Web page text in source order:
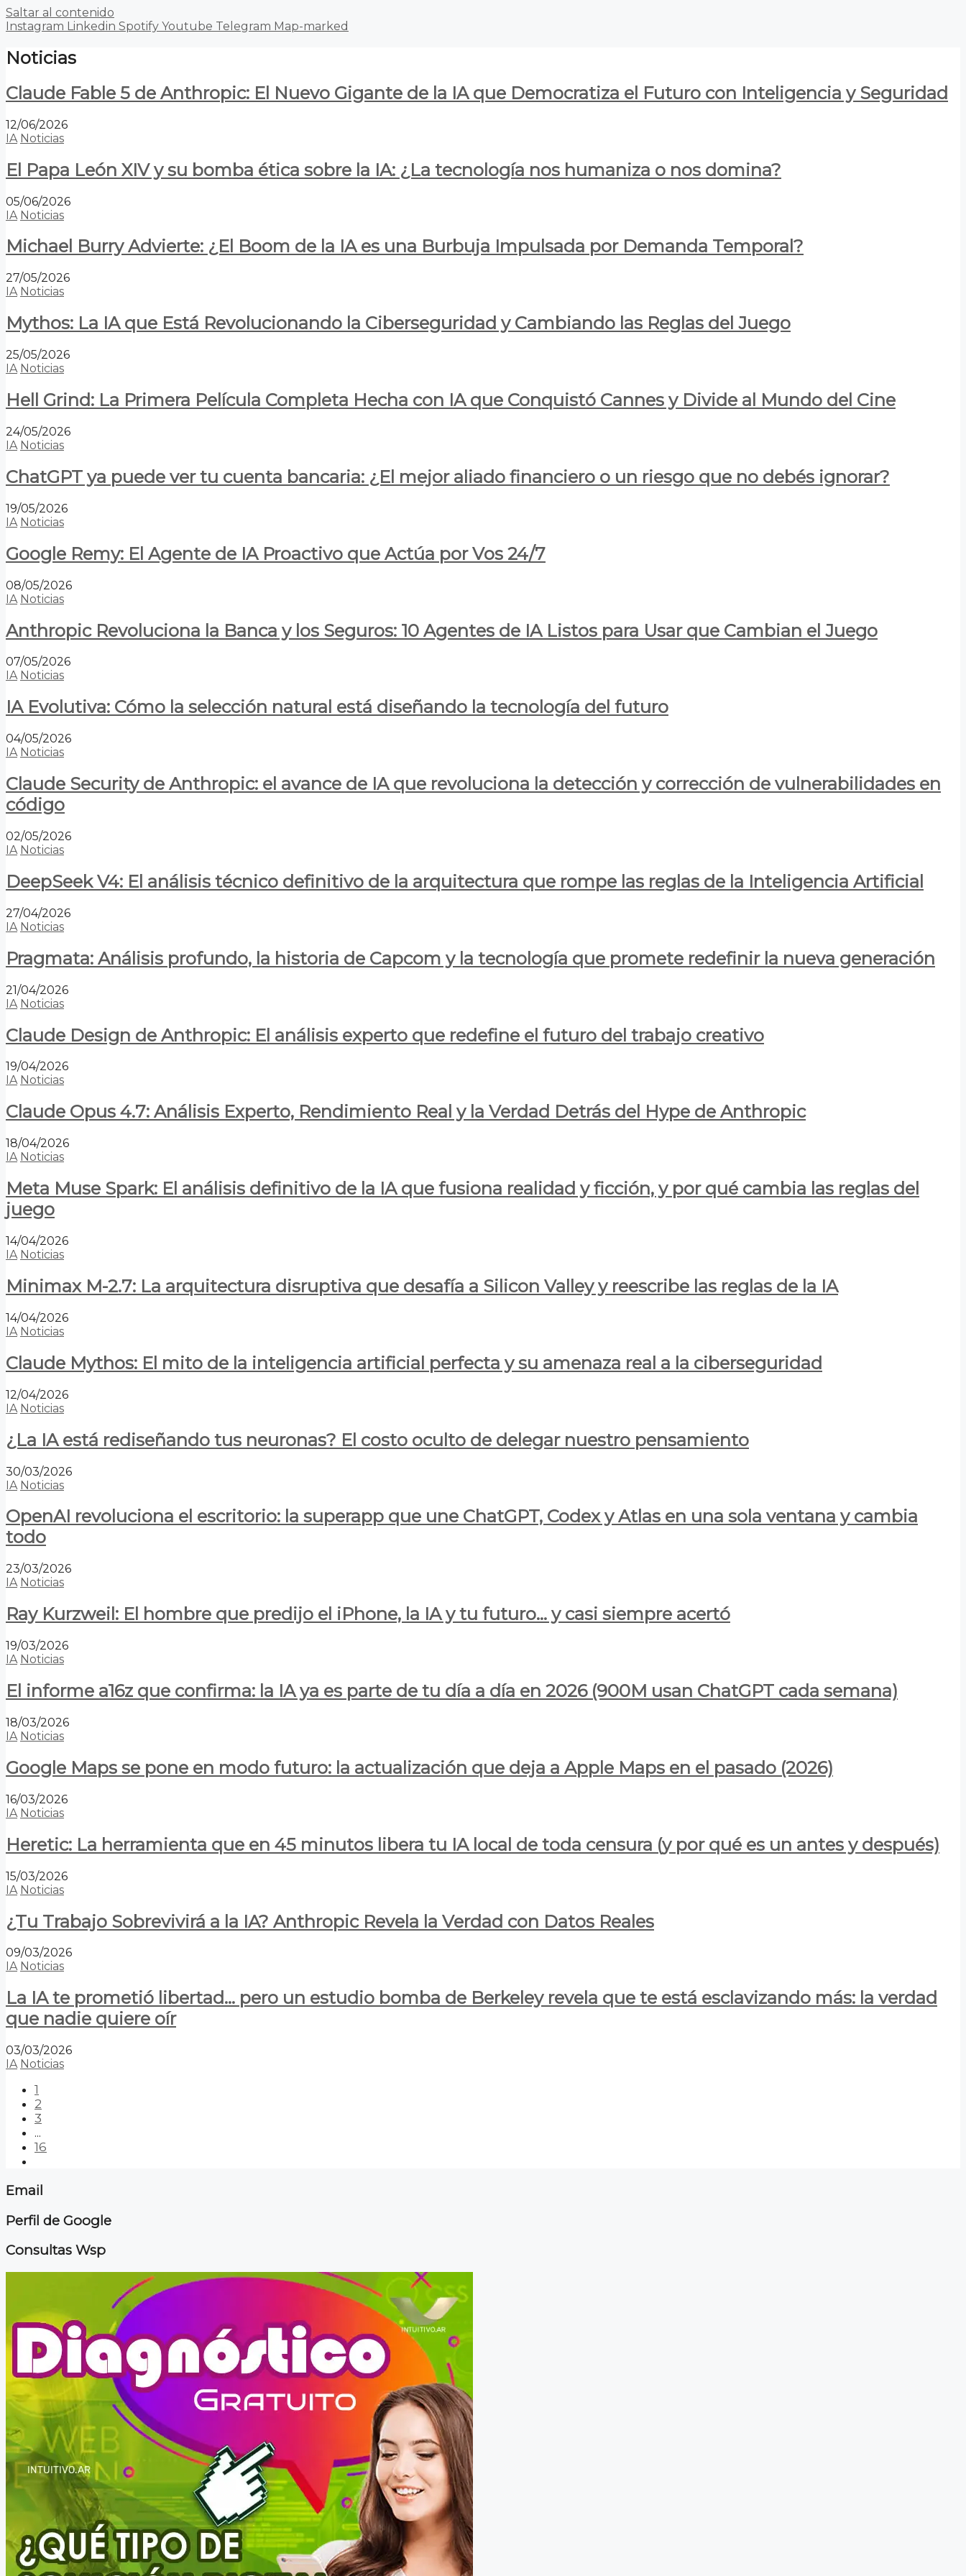
Saltar al contenido
Instagram Linkedin Spotify Youtube Telegram Map-marked
Noticias
Claude Fable 5 de Anthropic: El Nuevo Gigante de la IA que Democratiza el Futuro con Inteligencia y Seguridad
12/06/2026
IA Noticias
El Papa León XIV y su bomba ética sobre la IA: ¿La tecnología nos humaniza o nos domina?
05/06/2026
IA Noticias
Michael Burry Advierte: ¿El Boom de la IA es una Burbuja Impulsada por Demanda Temporal?
27/05/2026
IA Noticias
Mythos: La IA que Está Revolucionando la Ciberseguridad y Cambiando las Reglas del Juego
25/05/2026
IA Noticias
Hell Grind: La Primera Película Completa Hecha con IA que Conquistó Cannes y Divide al Mundo del Cine
24/05/2026
IA Noticias
ChatGPT ya puede ver tu cuenta bancaria: ¿El mejor aliado financiero o un riesgo que no debés ignorar?
19/05/2026
IA Noticias
Google Remy: El Agente de IA Proactivo que Actúa por Vos 24/7
08/05/2026
IA Noticias
Anthropic Revoluciona la Banca y los Seguros: 10 Agentes de IA Listos para Usar que Cambian el Juego
07/05/2026
IA Noticias
IA Evolutiva: Cómo la selección natural está diseñando la tecnología del futuro
04/05/2026
IA Noticias
Claude Security de Anthropic: el avance de IA que revoluciona la detección y corrección de vulnerabilidades en
código
02/05/2026
IA Noticias
DeepSeek V4: El análisis técnico definitivo de la arquitectura que rompe las reglas de la Inteligencia Artificial
27/04/2026
IA Noticias
Pragmata: Análisis profundo, la historia de Capcom y la tecnología que promete redefinir la nueva generación
21/04/2026
IA Noticias
Claude Design de Anthropic: El análisis experto que redefine el futuro del trabajo creativo
19/04/2026
IA Noticias
Claude Opus 4.7: Análisis Experto, Rendimiento Real y la Verdad Detrás del Hype de Anthropic
18/04/2026
IA Noticias
Meta Muse Spark: El análisis definitivo de la IA que fusiona realidad y ficción, y por qué cambia las reglas del
juego
14/04/2026
IA Noticias
Minimax M-2.7: La arquitectura disruptiva que desafía a Silicon Valley y reescribe las reglas de la IA
14/04/2026
IA Noticias
Claude Mythos: El mito de la inteligencia artificial perfecta y su amenaza real a la ciberseguridad
12/04/2026
IA Noticias
¿La IA está rediseñando tus neuronas? El costo oculto de delegar nuestro pensamiento
30/03/2026
IA Noticias
OpenAI revoluciona el escritorio: la superapp que une ChatGPT, Codex y Atlas en una sola ventana y cambia
todo
23/03/2026
IA Noticias
Ray Kurzweil: El hombre que predijo el iPhone, la IA y tu futuro… y casi siempre acertó
19/03/2026
IA Noticias
El informe a16z que confirma: la IA ya es parte de tu día a día en 2026 (900M usan ChatGPT cada semana)
18/03/2026
IA Noticias
Google Maps se pone en modo futuro: la actualización que deja a Apple Maps en el pasado (2026)
16/03/2026
IA Noticias
Heretic: La herramienta que en 45 minutos libera tu IA local de toda censura (y por qué es un antes y después)
15/03/2026
IA Noticias
¿Tu Trabajo Sobrevivirá a la IA? Anthropic Revela la Verdad con Datos Reales
09/03/2026
IA Noticias
La IA te prometió libertad… pero un estudio bomba de Berkeley revela que te está esclavizando más: la verdad
que nadie quiere oír
03/03/2026
IA Noticias
1
2
3
...
16
Email
Perfil de Google
Consultas Wsp